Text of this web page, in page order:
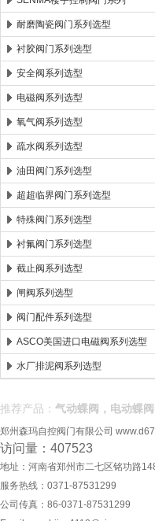
耐磨陶瓷阀门系列选型
衬胶阀门系列选型
安全阀系列选型
电磁阀系列选型
氧气阀系列选型
疏水阀系列选型
油田阀门系列选型
超超临界阀门系列选型
特殊阀门系列选型
衬氟阀门系列选型
截止阀系列选型
闸阀系列选型
阀门配件系列选型
ASCO美国进口电磁阀系列选型
水厂排泥阀系列选型
推荐产品： 气动蝶阀，电动蝶
郑州森玛自控阀门有限公司
访问量：407523
地址：河南省郑州市二七区铭功路
服务热线：0371-87531299
公司传真：86-0371-87531299